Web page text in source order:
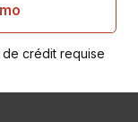
de crédit requise